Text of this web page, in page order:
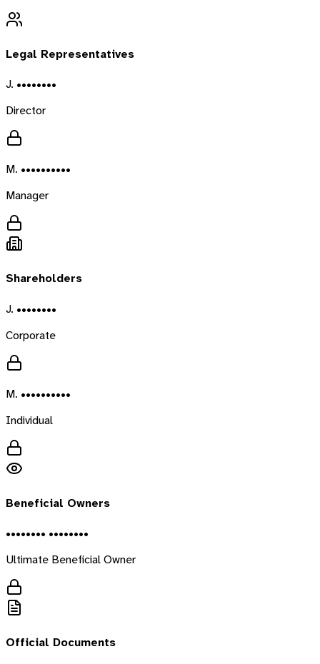
Legal Representatives
J. ••••••••
Director
M. ••••••••••
Manager
Shareholders
J. ••••••••
Corporate
M. ••••••••••
Individual
Beneficial Owners
•••••••• ••••••••
Ultimate Beneficial Owner
Official Documents